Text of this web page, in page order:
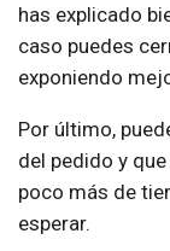
has explicado
caso puedes
exponiendo
Por último,
del pedido y
poco más de
esperar.